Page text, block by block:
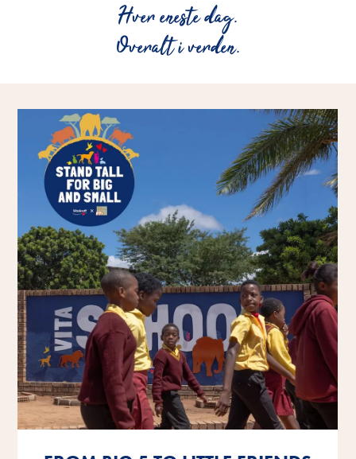
Hver eneste dag.
Overalt i verden.
Få mere at vide